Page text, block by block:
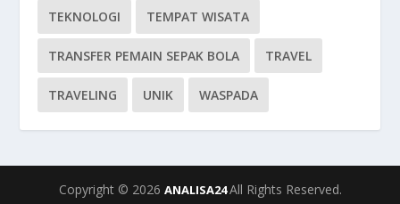
TEKNOLOGI TEMPAT WISATA
TRANSFER PEMAIN SEPAK BOLA TRAVEL
TRAVELING UNIK WASPADA
Copyright © 2026 ANALISA24All Rights Reserved.